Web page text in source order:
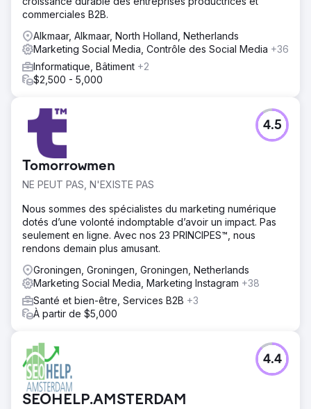
commerciales B2B.
Alkmaar, Alkmaar, North Holland, Netherlands
Marketing Social Media, Contrôle des Social Media +36
Informatique, Bâtiment +2
$2,500 - 5,000
Tomorrowmen
NE PEUT PAS, N'EXISTE PAS
4.5
Nous sommes des spécialistes du marketing numérique
dotés d’une volonté indomptable d’avoir un impact. Pas
seulement en ligne. Avec nos 23 PRINCIPES™, nous
rendons demain plus amusant.
Groningen, Groningen, Groningen, Netherlands
Marketing Social Media, Marketing Instagram +38
Santé et bien-être, Services B2B +3
À partir de $5,000
SEOHELP.AMSTERDAM
4.4